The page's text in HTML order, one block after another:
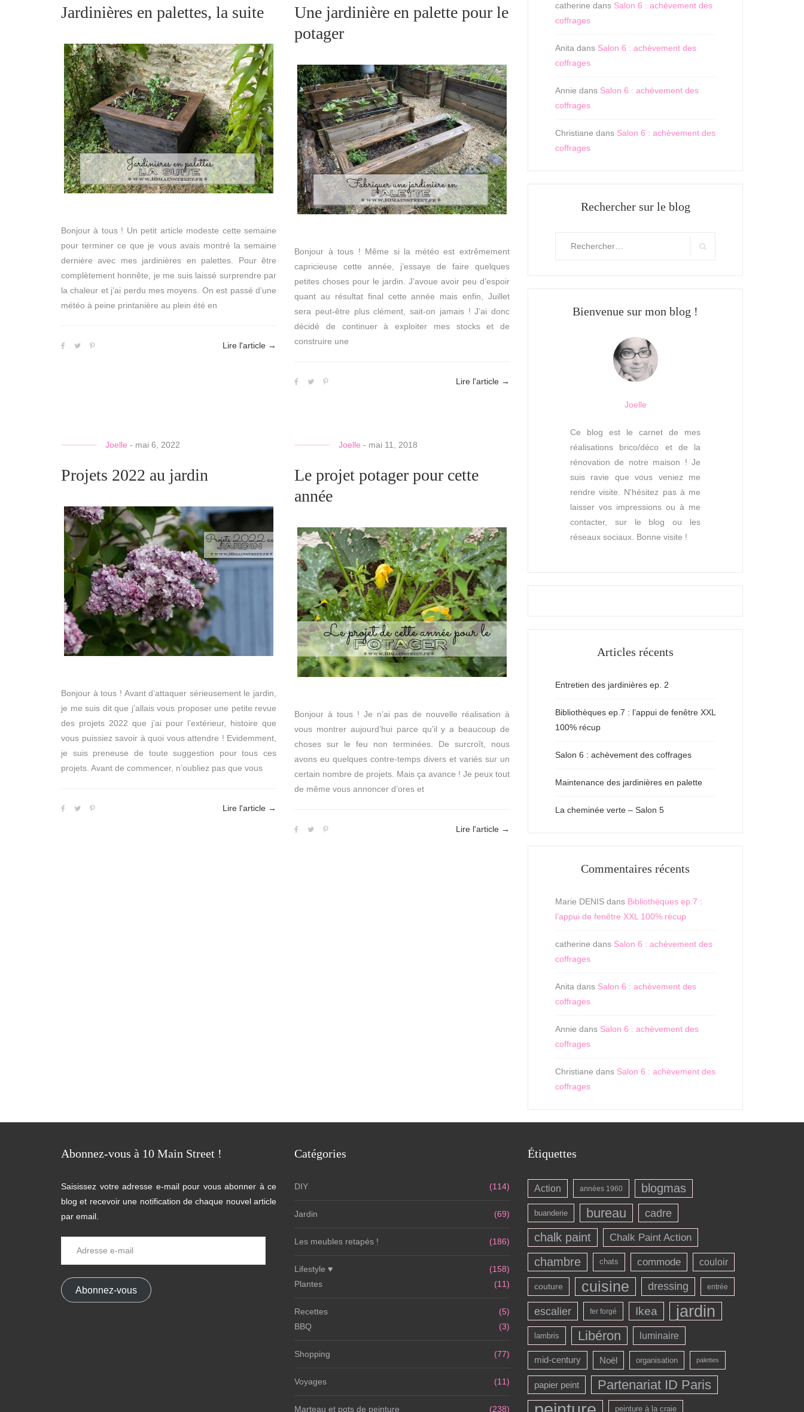
Jardinières en palettes, la suite
Bonjour à tous ! Un petit article modeste cette semaine
pour terminer ce que je vous avais montré la semaine
dernière avec mes jardinières en palettes. Pour être
complètement honnête, je me suis laissé surprendre par
la chaleur et j’ai perdu mes moyens. On est passé d’une
météo à peine printanière au plein été en
Lire l'article →
Une jardinière en palette pour le
potager
Bonjour à tous ! Même si la météo est extrêmement
capricieuse cette année, j’essaye de faire quelques
petites choses pour le jardin. J’avoue avoir peu d’espoir
quant au résultat final cette année mais enfin, Juillet
sera peut-être plus clément, sait-on jamais ! J’ai donc
décidé de continuer à exploiter mes stocks et de
construire une
Lire l'article →
Joelle - mai 6, 2022
Projets 2022 au jardin
Bonjour à tous ! Avant d’attaquer sérieusement le jardin,
je me suis dit que j’allais vous proposer une petite revue
des projets 2022 que j’ai pour l’extérieur, histoire que
vous puissiez savoir à quoi vous attendre ! Evidemment,
je suis preneuse de toute suggestion pour tous ces
projets. Avant de commencer, n’oubliez pas que vous
Lire l'article →
Joelle - mai 11, 2018
Le projet potager pour cette
année
Bonjour à tous ! Je n’ai pas de nouvelle réalisation à
vous montrer aujourd’hui parce qu’il y a beaucoup de
choses sur le feu non terminées. De surcroît, nous
avons eu quelques contre-temps divers et variés sur un
certain nombre de projets. Mais ça avance ! Je peux tout
de même vous annoncer d’ores et
Lire l'article →
catherine dans Salon 6 : achèvement des
coffrages
Anita dans Salon 6 : achèvement des
coffrages
Annie dans Salon 6 : achèvement des
coffrages
Christiane dans Salon 6 : achèvement des
coffrages
Rechercher sur le blog
Bienvenue sur mon blog !
Joelle
Ce blog est le carnet de mes
réalisations brico/déco et de la
rénovation de notre maison ! Je
suis ravie que vous veniez me
rendre visite. N'hésitez pas à me
laisser vos impressions ou à me
contacter, sur le blog ou les
réseaux sociaux. Bonne visite !
Articles récents
Entretien des jardinières ep. 2
Bibliothèques ep.7 : l’appui de fenêtre XXL
100% récup
Salon 6 : achèvement des coffrages
Maintenance des jardinières en palette
La cheminée verte – Salon 5
Commentaires récents
Marie DENIS dans Bibliothèques ep.7 :
l’appui de fenêtre XXL 100% récup
catherine dans Salon 6 : achèvement des
coffrages
Anita dans Salon 6 : achèvement des
coffrages
Annie dans Salon 6 : achèvement des
coffrages
Christiane dans Salon 6 : achèvement des
coffrages
Abonnez-vous à 10 Main Street !
Saisissez votre adresse e-mail pour vous abonner à ce
blog et recevoir une notification de chaque nouvel article
par email.
Abonnez-vous
Catégories
DIY (114)
Jardin (69)
Les meubles retapés ! (186)
Lifestyle ♥
(158)
Plantes
(11)
Recettes
(5)
BBQ
(3)
Shopping (77)
Voyages (11)
Marteau et pots de peinture (238)
Étiquettes
Action années 1960 blogmas
buanderie bureau cadre
chalk paint Chalk Paint Action
chambre chats commode couloir
couture cuisine dressing entrée
escalier fer forgé Ikea jardin
lambris Libéron luminaire
mid-century Noël organisation palettes
papier peint Partenariat ID Paris
peinture à la craie